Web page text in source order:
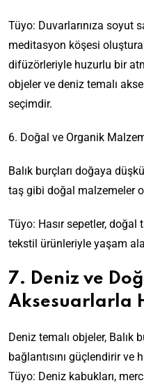
Tüyo: Duvarlarınıza soyut
meditasyon köşesi
difüzörleriyle huzurlu bir
objeler ve deniz temalı
seçimdir.
6. Doğal ve Organik
Balık burçları doğaya
taş gibi doğal malzemeler
Tüyo: Hasır sepetler,
tekstil ürünleriyle yaşam
7. Deniz ve
Aksesuarlarla
Deniz temalı objeler, Balık
bağlantısını güçlendirir ve
Tüyo: Deniz kabukları,